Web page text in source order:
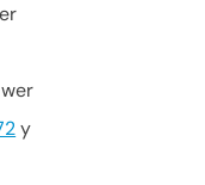
y